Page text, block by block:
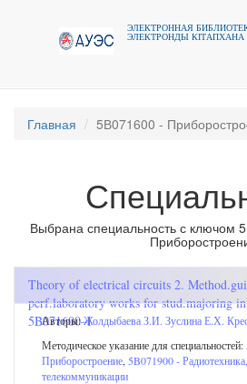
ЭЛЕКТРОННАЯ
ЭЛЕКТРОНДЫ КIТАПХАНА
Главная 5В071600 -
Выбрана специальность с ключом
Theory of electrical circuits 2.
perf.laboratory works for stud.majoring
5B071600–I
Авторы:Жолдыбаева З.И. Зуслина Е.Х.
Методическое указание для специальностей:
Приборостроение, 5B071900 -
телекоммуникации